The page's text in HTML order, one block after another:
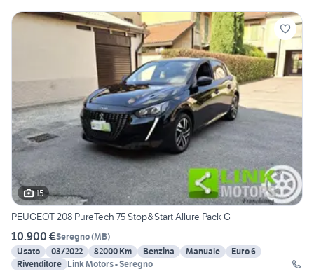
15
PEUGEOT 208 PureTech 75 Stop&Start Allure Pack G
10.900 €Seregno(MB)
Usato
03/2022 82000 Km Benzina Manuale
Euro 6
Rivenditore Link Motors - Seregno